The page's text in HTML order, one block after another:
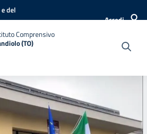
del
Accedi
Comprensivo
(TO)